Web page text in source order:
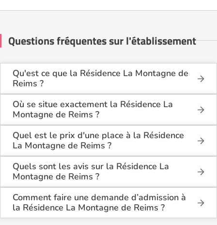
Questions fréquentes sur l'établissement
Qu'est ce que la Résidence La Montagne de
Reims ?
La Résidence La Montagne de Reims est une
maison de retraite médicalisée de type
hébergement permanent, hébergement temporaire,
accueil de jour , située à Villers-Allerand (51500).
Où se situe exactement la Résidence La
Montagne de Reims ?
La Résidence La Montagne de Reims est située
Route Nationale à Villers-Allerand (51500), dans
la Marne (51).
Quel est le prix d'une place à la Résidence
La Montagne de Reims ?
La Résidence La Montagne de Reims propose des
logements en chambre simple à partir de 2 610€
par mois, et en chambre double à partir de 2 356€
par mois.
Quels sont les avis sur la Résidence La
Montagne de Reims ?
Il y a 1 avis déposé(s) sur la Résidence La
Montagne de Reims : elle a reçu la note moyenne
de 5/5 pour l'ensemble de ses prestations.
Comment faire une demande d’admission à
la Résidence La Montagne de Reims ?
La demande s’effectue directement via le formulaire